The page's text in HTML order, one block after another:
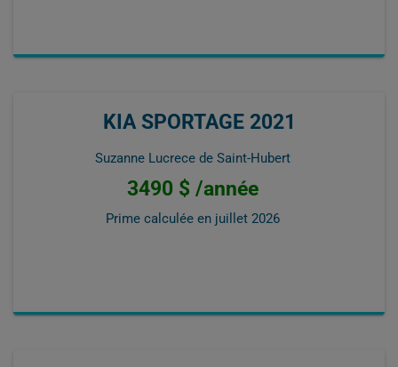
KIA SPORTAGE 2021
Suzanne Lucrece de Saint-Hubert
3490 $ /année
Prime calculée en juillet 2026